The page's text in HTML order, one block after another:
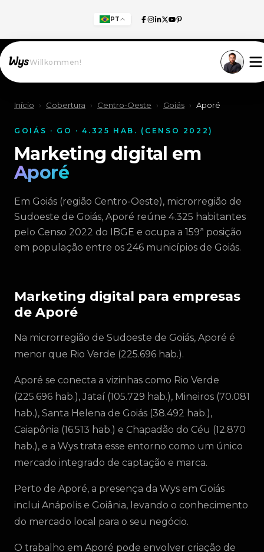
PT
Willkommen!
Início › Cobertura › Centro-Oeste › Goiás › Aporé
GOIÁS · GO · 4.325 HAB. (CENSO 2022)
Marketing digital em
Aporé
Em Goiás (região Centro-Oeste), microrregião de
Sudoeste de Goiás, Aporé reúne 4.325 habitantes
pelo Censo 2022 do IBGE e ocupa a 159ª posição
em população entre os 246 municípios de Goiás.
Marketing digital para empresas
de Aporé
Na microrregião de Sudoeste de Goiás, Aporé é
menor que Rio Verde (225.696 hab.).
Aporé se conecta a vizinhas como Rio Verde
(225.696 hab.), Jataí (105.729 hab.), Mineiros (70.081
hab.), Santa Helena de Goiás (38.492 hab.),
Caiapônia (16.513 hab.) e Chapadão do Céu (12.870
hab.), e a Wys trata esse entorno como um único
mercado integrado de captação e marca.
Perto de Aporé, a presença da Wys em Goiás
inclui Anápolis e Goiânia, levando o conhecimento
do mercado local para o seu negócio.
O trabalho em Aporé pode envolver criação de